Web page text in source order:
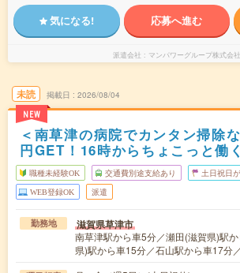
気になる! 応募へ進む
派遣会社 マンパワーグループ株式会社
未読
NEW
掲載日 2026/08/04
＜南草津の病院でカンタン掃除
円GET！16時からちょこっと働く
職種未経験OK 交通費別途支給あり 土日祝日
WEB登録OK 派遣
勤務地 滋賀県草津市
南草津駅から車5分／瀬田(滋賀県)駅
県)駅から車15分／石山駅から車17分